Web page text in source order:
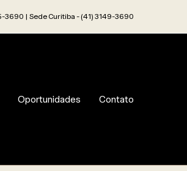
3690 | Sede Curitiba - (41) 3149-3690
Oportunidades Contato